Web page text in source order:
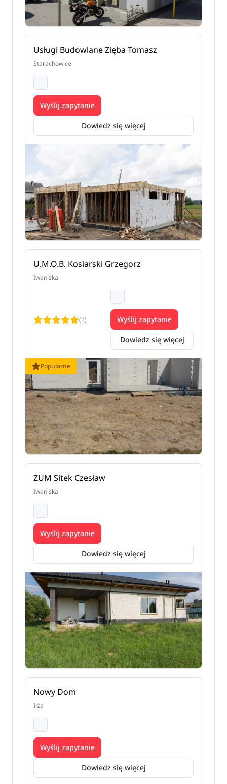
Usługi Budowlane Zięba Tomasz
Starachowice
Dowiedz się więcej
Wyślij zapytanie
Popularne
U.M.O.B. Kosiarski Grzegorz
Iwaniska
(1)
Dowiedz się więcej
Wyślij zapytanie
ZUM Sitek Czesław
Iwaniska
Dowiedz się więcej
Wyślij zapytanie
Nowy Dom
Iłża
Dowiedz się więcej
Wyślij zapytanie